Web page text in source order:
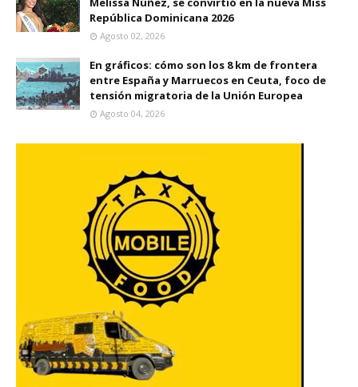
República Dominicana 2026
Agosto 02, 2026
En gráficos: cómo son los 8 km de frontera
entre España y Marruecos en Ceuta, foco de
tensión migratoria de la Unión Europea
Agosto 04, 2026